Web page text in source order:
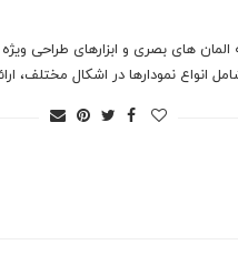
های بصری و ابزارهای طراحی
انواع نمودارها در اشکال مختلف،